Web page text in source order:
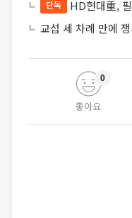
단독
HD현대重,
교섭 세 차례 만에
좋아요
0